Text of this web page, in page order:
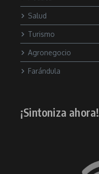
Salud
Turismo
Agronegocio
Farándula
¡Sintoniza ahora!